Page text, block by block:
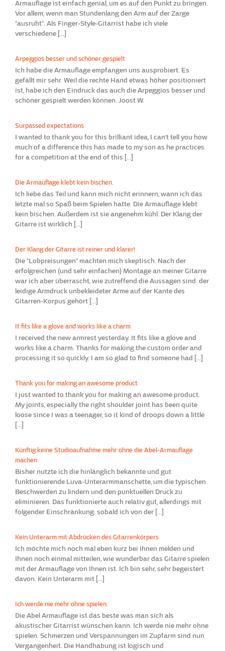
Armauflage ist einfach genial, um es auf den Punkt zu bringen.
Vor allem, wenn man Stundenlang den Arm auf der Zarge
"ausruht". Als Finger-Style-Gitarrist habe ich viele
verschiedene [...]
Arpeggios besser und schöner gespielt
Ich habe die Armauflage empfangen uns ausprobiert. Es
gefällt mir sehr. Weil die rechte Hand etwas höher positioniert
ist, habe ich den Eindruck das auch die Arpeggios besser und
schöner gespielt werden können. Joost W.
Surpassed expectations
I wanted to thank you for this brilliant idea, I can't tell you how
much of a difference this has made to my son as he practices
for a competition at the end of this [...]
Die Armauflage klebt kein bischen.
Ich liebe das Teil und kann mich nicht erinnern, wann ich das
letzte mal so Spaß beim Spielen hatte. Die Armauflage klebt
kein bischen. Außerdem ist sie angenehm kühl. Der Klang der
Gitarre ist wirklich [...]
Der Klang der Gitarre ist reiner und klarer!
Die "Lobpreisungen" machten mich skeptisch. Nach der
erfolgreichen (und sehr einfachen) Montage an meiner Gitarre
war ich aber überrascht, wie zutreffend die Aussagen sind: der
leidige Armdruck unbekleideter Arme auf der Kante des
Gitarren-Korpus gehört [...]
It fits like a glove and works like a charm
I received the new armrest yesterday. It fits like a glove and
works like a charm. Thanks for making the custom order and
processing it so quickly. I am so glad to find someone had [...]
Thank you for making an awesome product
I just wanted to thank you for making an awesome product.
My joints, especially the right shoulder joint has been quite
loose since I was a teenager, so it kind of droops down a little
[...]
Künftig keine Studioaufnahme mehr ohne die Abel-Armauflage
machen
Bisher nutzte ich die hinlänglich bekannte und gut
funktionierende Luva-Unterarmmanschette, um die typischen
Beschwerden zu lindern und den punktuellen Druck zu
eliminieren. Das funktionierte auch relativ gut, allerdings mit
folgender Einschränkung: sobald ich von der [...]
Kein Unterarm mit Abdrücken des Gitarrenkörpers
Ich möchte mich noch mal eben kurz bei Ihnen melden und
Ihnen noch einmal mitteilen, wie wunderbar das Gitarre spielen
mit der Armauflage von Ihnen ist. Ich bin sehr, sehr begeistert
davon. Kein Unterarm mit [...]
Ich werde nie mehr ohne spielen.
Die Abel Armauflage ist das beste was man sich als
akustischer Gitarrist wünschen kann. Ich werde nie mehr ohne
spielen. Schmerzen und Verspannungen im Zupfarm sind nun
Vergangenheit. Die Handhabung ist logisch und